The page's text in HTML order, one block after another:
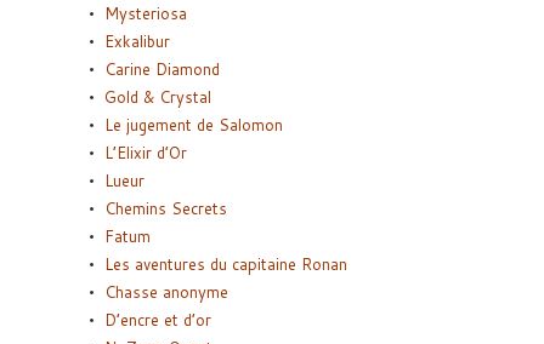
Mysteriosa
Exkalibur
Carine Diamond
Gold & Crystal
Le jugement de Salomon
L’Elixir d’Or
Lueur
Chemins Secrets
Fatum
Les aventures du capitaine Ronan
Chasse anonyme
D’encre et d’or